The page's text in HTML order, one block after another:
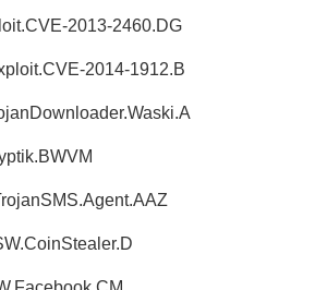
2013-2460.DG
2014-1912.B